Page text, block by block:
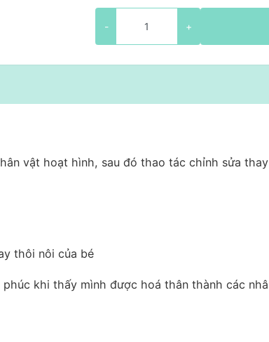
- +
vật hoạt hình, sau đó thao tác chỉnh sửa thay
thôi nôi của bé
khi thấy mình được hoá thân thành các